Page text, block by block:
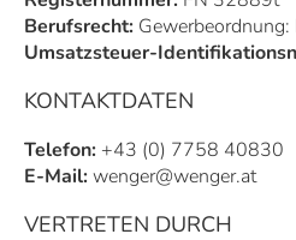
Berufsrecht: Gewerbeordnung:
Umsatzsteuer-
KONTAKTDATEN
Telefon: +43 (0) 7758 40830
E-Mail:wenger@wenger.at
VERTRETEN DURCH